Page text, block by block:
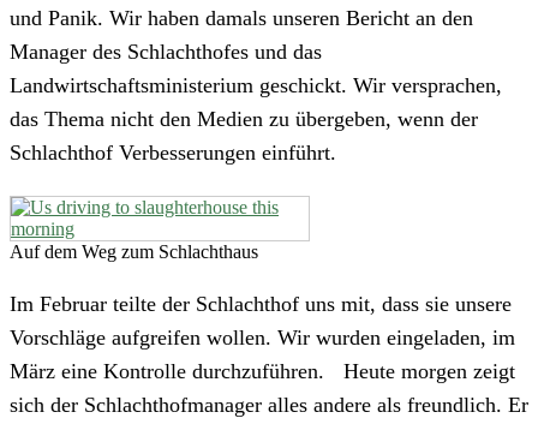
und Panik. Wir haben damals unseren Bericht an den
Manager des Schlachthofes und das
Landwirtschaftsministerium geschickt. Wir versprachen,
das Thema nicht den Medien zu übergeben, wenn der
Schlachthof Verbesserungen einführt.
Auf dem Weg zum Schlachthaus
Im Februar teilte der Schlachthof uns mit, dass sie unsere
Vorschläge aufgreifen wollen. Wir wurden eingeladen, im
März eine Kontrolle durchzuführen. Heute morgen zeigt
sich der Schlachthofmanager alles andere als freundlich. Er